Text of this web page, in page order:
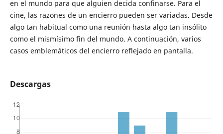
en el mundo para que alguien decida confinarse. Para el
cine, las razones de un encierro pueden ser variadas. Desde
algo tan habitual como una reunión hasta algo tan insólito
como el mismísimo fin del mundo. A continuación, varios
casos emblemáticos del encierro reflejado en pantalla.
Descargas